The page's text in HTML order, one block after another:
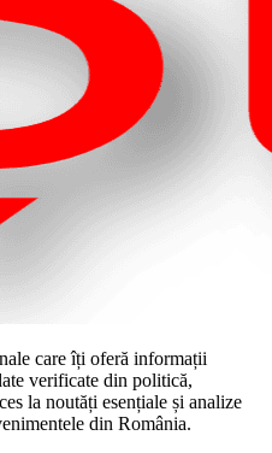
care îți oferă informații
verificate din politică,
la noutăți esențiale și analize
din România.